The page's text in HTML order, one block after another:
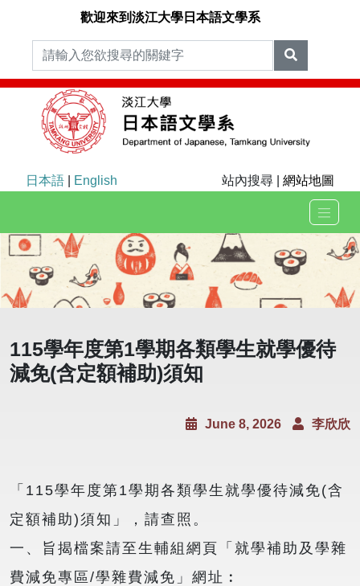
歡迎來到淡江大學日本語文學系
日本語 English 站內搜尋 | 網站地圖
115學年度第1學期各類學生就學優待
減免(含定額補助)須知
June 8, 2026 李欣欣
「115學年度第1學期各類學生就學優待減免(含
定額補助)須知」，請查照。
一、旨揭檔案請至生輔組網頁「就學補助及學雜
費減免專區/學雜費減免」網址︰